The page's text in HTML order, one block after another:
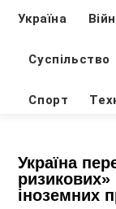
Україна
Суспільство
Спорт
Україна
ризикових»
іноземних